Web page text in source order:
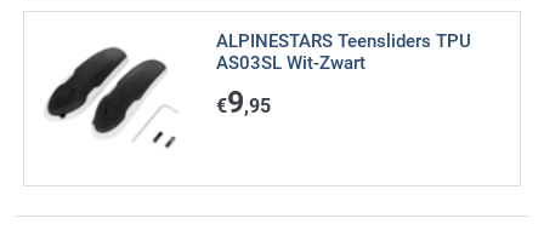
ALPINESTARS Teensliders TPU
AS03SL Wit-Zwart
€9,95